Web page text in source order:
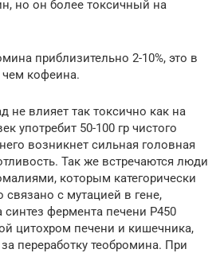
но он более токсичный на
приблизительно 2-10%, это в
чем кофеина.
не влияет так токсично как на
употребит 50-100 гр чистого
возникнет сильная головная
Так же встречаются люди
которым категорически
с мутацией в гене,
синтез фермента печени Р450
цитохром печени и кишечника,
переработку теобромина. При